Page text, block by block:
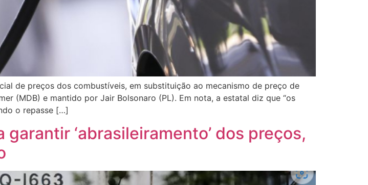
de preços dos combustíveis, em substituição ao mecanismo de preço de
(MDB) e mantido por Jair Bolsonaro (PL). Em nota, a estatal diz que “os
o repasse […]
‘abrasileiramento’ dos preços,